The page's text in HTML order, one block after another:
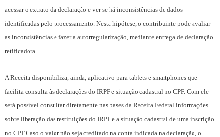
acessar o extrato da declaração e ver se há inconsistências de dados
identificadas pelo processamento. Nesta hipótese, o contribuinte pode avaliar
as inconsistências e fazer a autorregularização, mediante entrega de declaração
retificadora.
A Receita disponibiliza, ainda, aplicativo para tablets e smartphones que
facilita consulta às declarações do IRPF e situação cadastral no CPF. Com ele
será possível consultar diretamente nas bases da Receita Federal informações
sobre liberação das restituições do IRPF e a situação cadastral de uma inscrição
no CPF.Caso o valor não seja creditado na conta indicada na declaração, o